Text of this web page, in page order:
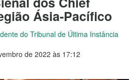
Ásia-Pacífico
do Tribunal de Última Instância
de 2022 às 17:12